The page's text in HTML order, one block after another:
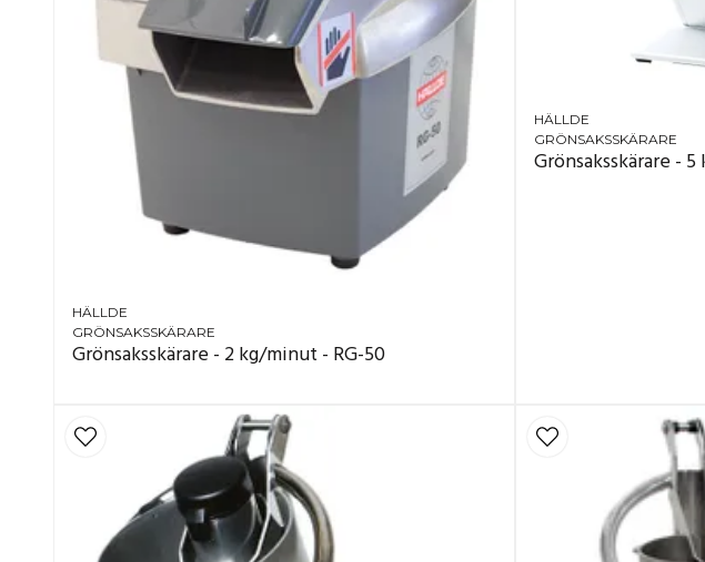
HÄLLDE
GRÖNSAKSSKÄRARE
Grönsaksskärare - 2 kg/minut - RG-50
HÄLLDE
GRÖNSAKSSKÄRARE
Grönsaksskärare -